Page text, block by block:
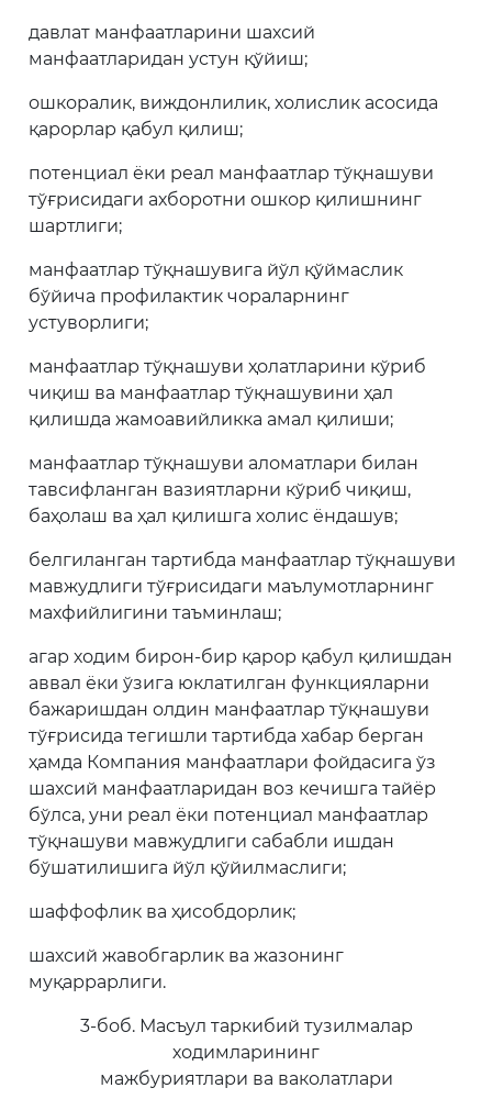
давлат манфаатларини шахсий
манфаатларидан устун қўйиш;
ошкоралик, виждонлилик, холислик асосида
қарорлар қабул қилиш;
потенциал ёки реал манфаатлар тўқнашуви
тўғрисидаги ахборотни ошкор қилишнинг
шартлиги;
манфаатлар тўқнашувига йўл қўймаслик
бўйича профилактик чораларнинг
устуворлиги;
манфаатлар тўқнашуви ҳолатларини кўриб
чиқиш ва манфаатлар тўқнашувини ҳал
қилишда жамоавийликка амал қилиши;
манфаатлар тўқнашуви аломатлари билан
тавсифланган вазиятларни кўриб чиқиш,
баҳолаш ва ҳал қилишга холис ёндашув;
белгиланган тартибда манфаатлар тўқнашуви
мавжудлиги тўғрисидаги маълумотларнинг
махфийлигини таъминлаш;
агар ходим бирон-бир қарор қабул қилишдан
аввал ёки ўзига юклатилган функцияларни
бажаришдан олдин манфаатлар тўқнашуви
тўғрисида тегишли тартибда хабар берган
ҳамда Компания манфаатлари фойдасига ўз
шахсий манфаатларидан воз кечишга тайёр
бўлса, уни реал ёки потенциал манфаатлар
тўқнашуви мавжудлиги сабабли ишдан
бўшатилишига йўл қўйилмаслиги;
шаффофлик ва ҳисобдорлик;
шахсий жавобгарлик ва жазонинг
муқаррарлиги.
3-боб. Масъул таркибий тузилмалар
ходимларининг
мажбуриятлари ва ваколатлари